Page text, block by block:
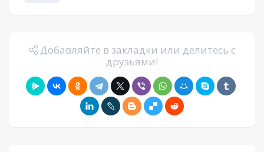
Добавляйте в закладки или делитесь с
друзьями!